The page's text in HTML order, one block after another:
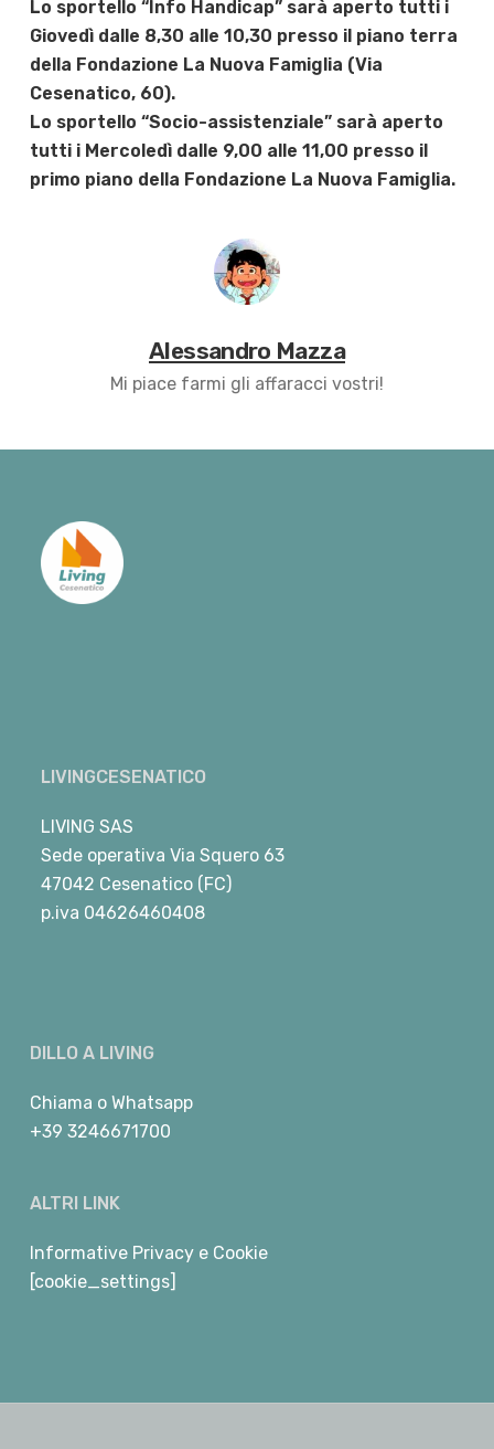
Lo sportello “Info Handicap” sarà aperto tutti i
Giovedì dalle 8,30 alle 10,30 presso il piano terra
della Fondazione La Nuova Famiglia (Via
Cesenatico, 60).
Lo sportello “Socio-assistenziale” sarà aperto
tutti i Mercoledì dalle 9,00 alle 11,00 presso il
primo piano della Fondazione La Nuova Famiglia.
Alessandro Mazza
Mi piace farmi gli affaracci vostri!
LIVINGCESENATICO
LIVING SAS
Sede operativa Via Squero 63
47042 Cesenatico (FC)
p.iva 04626460408
DILLO A LIVING
Chiama o Whatsapp
+39 3246671700
ALTRI LINK
Informative Privacy e Cookie
[cookie_settings]